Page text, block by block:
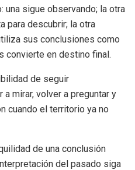
sigue observando; la otra
para descubrir; la otra
sus conclusiones como
convierte en destino final.
de seguir
mirar, volver a preguntar y
cuando el territorio ya no
de una conclusión
del pasado siga